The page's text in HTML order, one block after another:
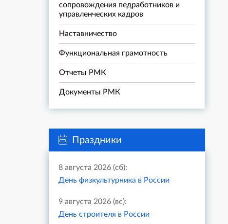
сопровождения педработников и
управленческих кадров
Наставничество
Функциональная грамотность
Отчеты РМК
Документы РМК
Праздники
8 августа 2026 (сб):
День физкультурника в России
9 августа 2026 (вс):
День строителя в России